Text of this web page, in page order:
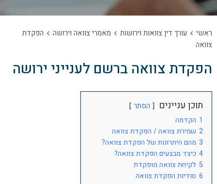
ראשי עורך דין צוואות וירושות מאמרי צוואה וירושה
הפקדת
צוואה
הפקדת צוואה ברשם לענייני ירושה
תוכן עניינים הסתר
1 הקדמה
2 שמירת צוואה / הפקדת צוואה
3 מהם היתרונות של הפקדת צוואה?
4 כיצד מבצעים הפקדת צוואה?
5 לקיחת צוואה מופקדת
6 סודיות הפקדת צוואה